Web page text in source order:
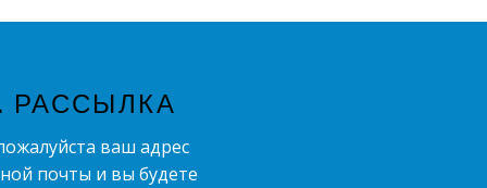
РАССЫЛКА
ваш адрес
почты и вы будете